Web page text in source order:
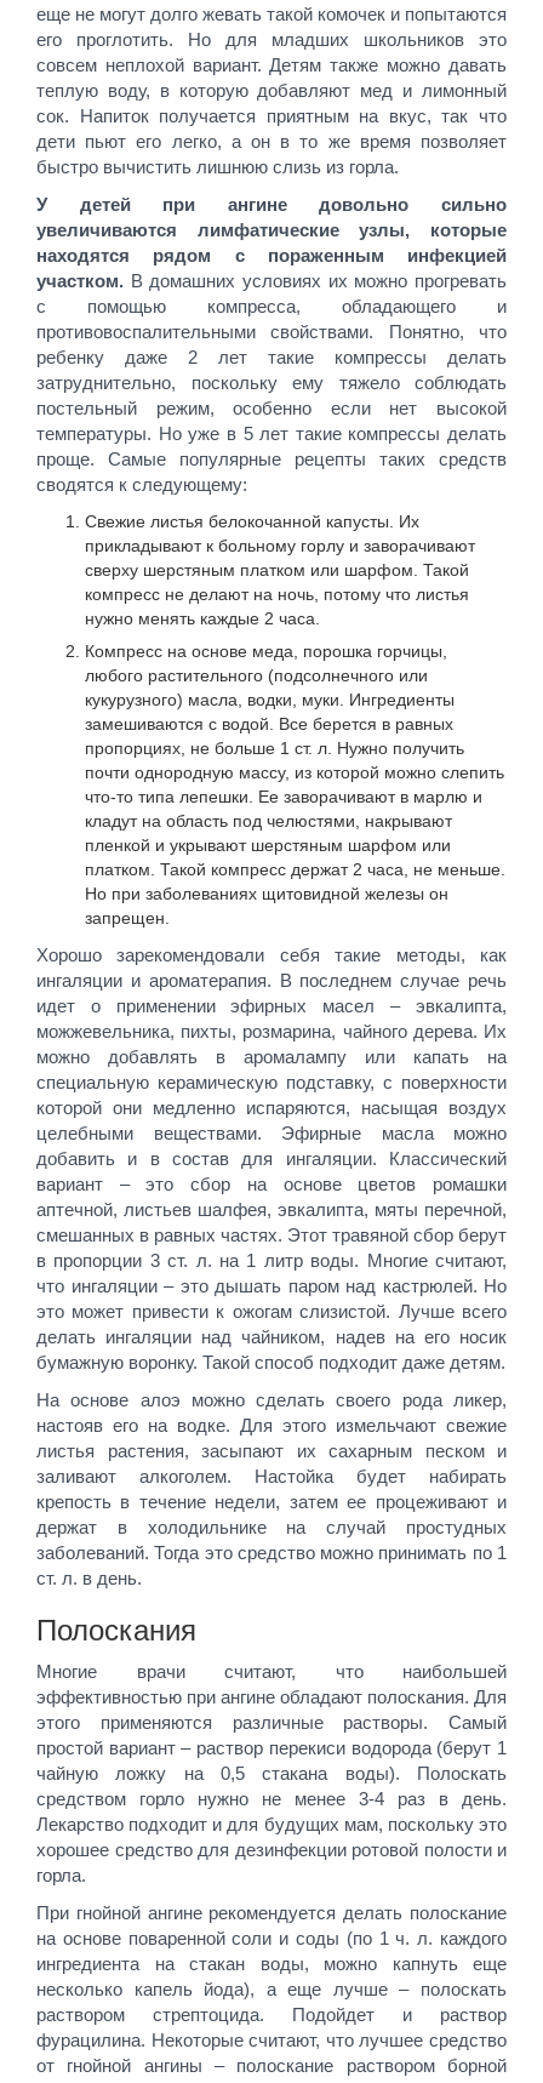
еще не могут долго жевать такой комочек и попытаются
его проглотить. Но для младших школьников это
совсем неплохой вариант. Детям также можно давать
теплую воду, в которую добавляют мед и лимонный
сок. Напиток получается приятным на вкус, так что
дети пьют его легко, а он в то же время позволяет
быстро вычистить лишнюю слизь из горла.
У детей при ангине довольно сильно
увеличиваются лимфатические узлы, которые
находятся рядом с пораженным инфекцией
участком. В домашних условиях их можно прогревать
с помощью компресса, обладающего и
противовоспалительными свойствами. Понятно, что
ребенку даже 2 лет такие компрессы делать
затруднительно, поскольку ему тяжело соблюдать
постельный режим, особенно если нет высокой
температуры. Но уже в 5 лет такие компрессы делать
проще. Самые популярные рецепты таких средств
сводятся к следующему:
Свежие листья белокочанной капусты. Их
прикладывают к больному горлу и заворачивают
сверху шерстяным платком или шарфом. Такой
компресс не делают на ночь, потому что листья
нужно менять каждые 2 часа.
Компресс на основе меда, порошка горчицы,
любого растительного (подсолнечного или
кукурузного) масла, водки, муки. Ингредиенты
замешиваются с водой. Все берется в равных
пропорциях, не больше 1 ст. л. Нужно получить
почти однородную массу, из которой можно слепить
что-то типа лепешки. Ее заворачивают в марлю и
кладут на область под челюстями, накрывают
пленкой и укрывают шерстяным шарфом или
платком. Такой компресс держат 2 часа, не меньше.
Но при заболеваниях щитовидной железы он
запрещен.
Хорошо зарекомендовали себя такие методы, как
ингаляции и ароматерапия. В последнем случае речь
идет о применении эфирных масел – эвкалипта,
можжевельника, пихты, розмарина, чайного дерева. Их
можно добавлять в аромалампу или капать на
специальную керамическую подставку, с поверхности
которой они медленно испаряются, насыщая воздух
целебными веществами. Эфирные масла можно
добавить и в состав для ингаляции. Классический
вариант – это сбор на основе цветов ромашки
аптечной, листьев шалфея, эвкалипта, мяты перечной,
смешанных в равных частях. Этот травяной сбор берут
в пропорции 3 ст. л. на 1 литр воды. Многие считают,
что ингаляции – это дышать паром над кастрюлей. Но
это может привести к ожогам слизистой. Лучше всего
делать ингаляции над чайником, надев на его носик
бумажную воронку. Такой способ подходит даже детям.
На основе алоэ можно сделать своего рода ликер,
настояв его на водке. Для этого измельчают свежие
листья растения, засыпают их сахарным песком и
заливают алкоголем. Настойка будет набирать
крепость в течение недели, затем ее процеживают и
держат в холодильнике на случай простудных
заболеваний. Тогда это средство можно принимать по 1
ст. л. в день.
Полоскания
Многие врачи считают, что наибольшей
эффективностью при ангине обладают полоскания. Для
этого применяются различные растворы. Самый
простой вариант – раствор перекиси водорода (берут 1
чайную ложку на 0,5 стакана воды). Полоскать
средством горло нужно не менее 3-4 раз в день.
Лекарство подходит и для будущих мам, поскольку это
хорошее средство для дезинфекции ротовой полости и
горла.
При гнойной ангине рекомендуется делать полоскание
на основе поваренной соли и соды (по 1 ч. л. каждого
ингредиента на стакан воды, можно капнуть еще
несколько капель йода), а еще лучше – полоскать
раствором стрептоцида. Подойдет и раствор
фурацилина. Некоторые считают, что лучшее средство
от гнойной ангины – полоскание раствором борной